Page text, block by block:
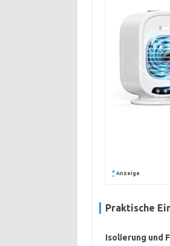
* Anzeige
Praktische
Isolierung und